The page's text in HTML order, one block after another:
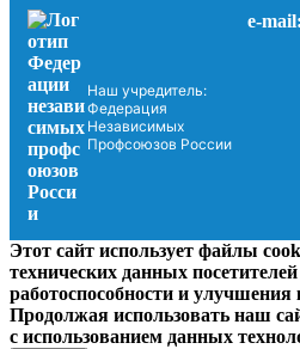
Наш учредитель:
Федерация
Независимых
Профсоюзов России
e-mail:
Этот сайт использует файлы
технических данных
работоспособности и улучшения
Продолжая использовать наш
с использованием данных